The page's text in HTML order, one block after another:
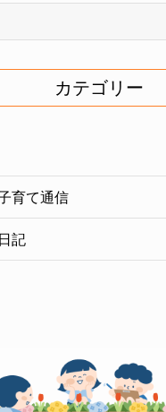
カテゴリー
育て通信
記